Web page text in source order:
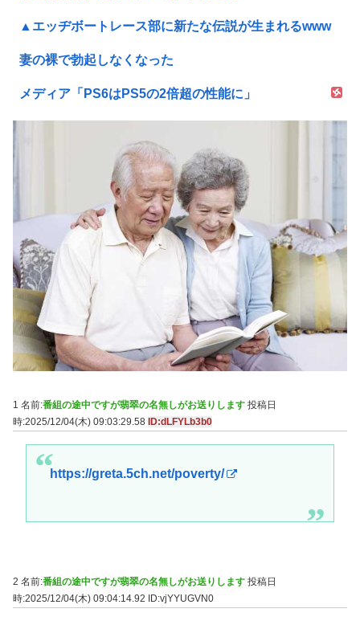
▲エッヂボートレース部に新たな伝説が生まれるwww
妻の裸で勃起しなくなった
メディア「PS6はPS5の2倍超の性能に」
1 名前:番組の途中ですが翡翠の名無しがお送りします 投稿日
時:2025/12/04(木) 09:03:29.58 ID:dLFYLb3b0
https://greta.5ch.net/poverty/
2 名前:番組の途中ですが翡翠の名無しがお送りします 投稿日
時:2025/12/04(木) 09:04:14.92 ID:vjYYUGVN0